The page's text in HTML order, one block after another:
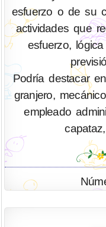
esfuerzo o de su
actividades que
esfuerzo,
Podría destacar
granjero,
empleado